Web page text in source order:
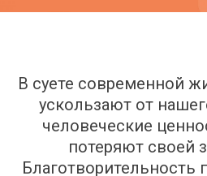
В суете современной
ускользают от
человеческие
потеряют своей